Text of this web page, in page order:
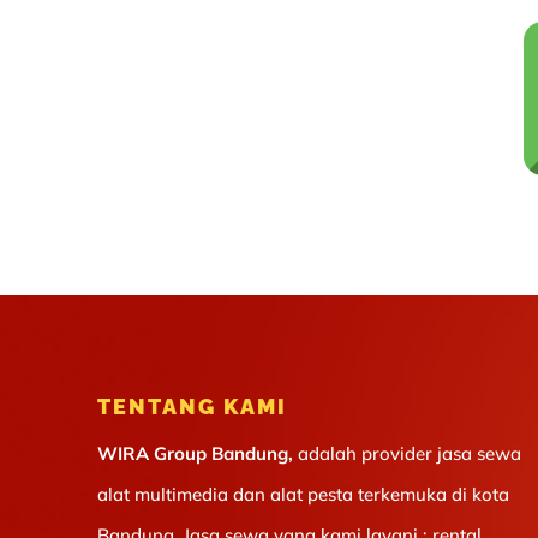
TENTANG KAMI
WIRA Group Bandung, adalah provider jasa sewa
alat multimedia dan alat pesta terkemuka di kota